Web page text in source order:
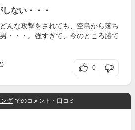
ない・・・
んな攻撃をされても、空島から落ち
・・・。強すぎて、今のところ勝て
)
0
グ でのコメント・口コミ